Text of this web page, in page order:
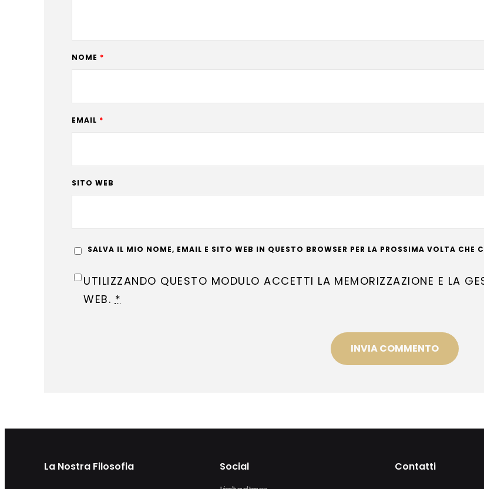
NOME *
EMAIL *
SITO WEB
SALVA IL MIO NOME, EMAIL E SITO WEB IN QUESTO BROWSER PER LA PROSSIMA VOLTA CHE
UTILIZZANDO QUESTO MODULO ACCETTI LA MEMORIZZAZIONE E LA
WEB.*
La Nostra Filosofia
Social
Contatti